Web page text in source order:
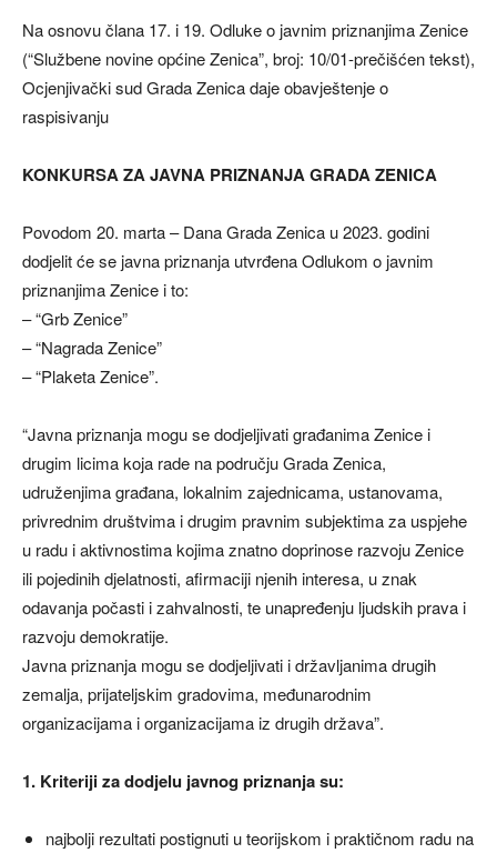
Na osnovu člana 17. i 19. Odluke o javnim priznanjima Zenice
(“Službene novine općine Zenica”, broj: 10/01-prečišćen tekst),
Ocjenjivački sud Grada Zenica daje obavještenje o
raspisivanju
KONKURSAZA JAVNA PRIZNANJA GRADA ZENICA
Povodom 20. marta – Dana Grada Zenica u 2023. godini
dodjelit će se javna priznanja utvrđena Odlukom o javnim
priznanjima Zenice i to:
– “Grb Zenice”
– “Nagrada Zenice”
– “Plaketa Zenice”.
“Javna priznanja mogu se dodjeljivati građanima Zenice i
drugim licima koja rade na području Grada Zenica,
udruženjima građana, lokalnim zajednicama, ustanovama,
privrednim društvima i drugim pravnim subjektima za uspjehe
u radu i aktivnostima kojima znatno doprinose razvoju Zenice
ili pojedinih djelatnosti, afirmaciji njenih interesa, u znak
odavanja počasti i zahvalnosti, te unapređenju ljudskih prava i
razvoju demokratije.
Javna priznanja mogu se dodjeljivati i državljanima drugih
zemalja, prijateljskim gradovima, međunarodnim
organizacijama i organizacijama iz drugih država”.
1. Kriteriji za dodjelu javnog priznanja su:
najbolji rezultati postignuti u teorijskom i praktičnom radu na